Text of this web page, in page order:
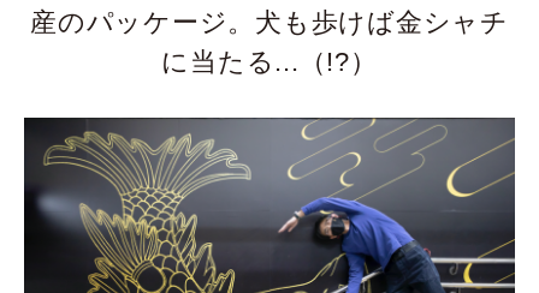
産のパッケージ。犬も歩けば金シャチ
に当たる...（ !?）